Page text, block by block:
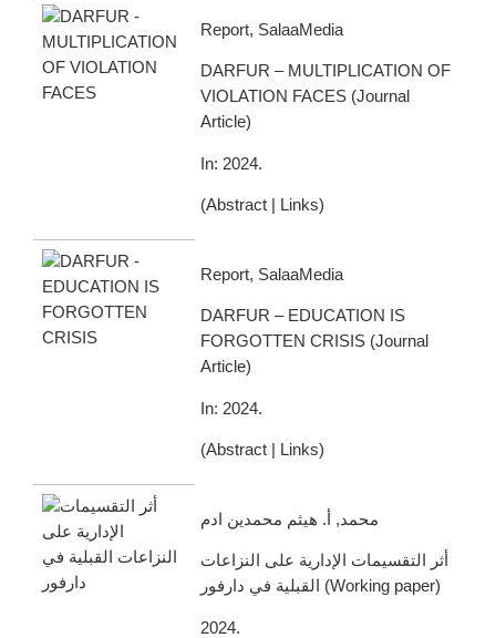
Report, SalaaMedia
DARFUR – MULTIPLICATION OF
VIOLATION FACES (Journal
Article)
In: 2024.
(Abstract Links)
Report, SalaaMedia
DARFUR – EDUCATION IS
FORGOTTEN CRISIS (Journal
Article)
In: 2024.
(Abstract Links)
محمد, أ. هيثم محمدين ادم
أثر التقسيمات الإدارية على النزاعات
القبلية في دارفور
(Working paper)
2024.